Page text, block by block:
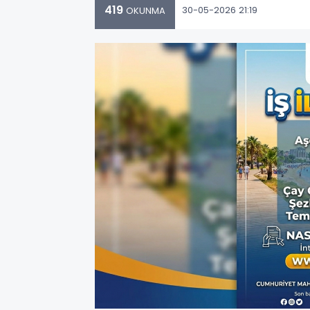
419 OKUNMA 30-05-2026 21:19